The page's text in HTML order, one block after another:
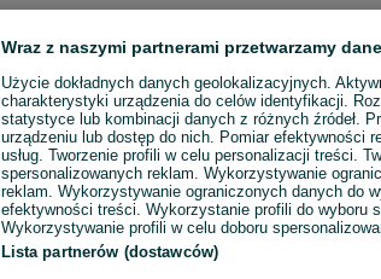
Wraz z naszymi partnerami przetwarzamy
Użycie dokładnych danych geolokalizacyjnych.
charakterystyki urządzenia do celów identyfikacji.
statystyce lub kombinacji danych z różnych źródeł.
urządzeniu lub dostęp do nich. Pomiar efektywności
usług. Tworzenie profili w celu personalizacji treści.
spersonalizowanych reklam. Wykorzystywanie
reklam. Wykorzystywanie ograniczonych danych do
efektywności treści. Wykorzystanie profili do wyboru
Wykorzystywanie profili w celu doboru
Lista partnerów (dostawców)